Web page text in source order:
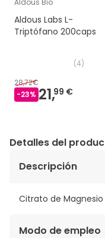
Aldous Labs L-
Triptófano 200caps
(4)
28,72€
-23% 21,99 €
Detalles del
Descripción
Citrato de Magnesio
Modo de empleo